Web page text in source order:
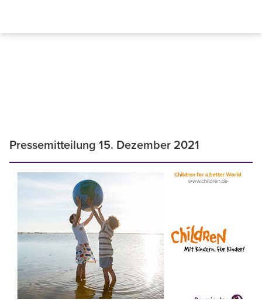
Pressemitteilung 15. Dezember 2021